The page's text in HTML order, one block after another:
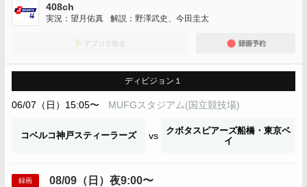
408ch
実況：望月佑真 解説：野澤武史、今田圭太
ディビジョン１
06/07（日）15:05〜 MUFGスタジアム(国立競技場)
コベルコ神戸スティーラーズ vs
クボタスピアーズ船橋・東京ベ
イ
録画 08/09（日）夜9:00〜